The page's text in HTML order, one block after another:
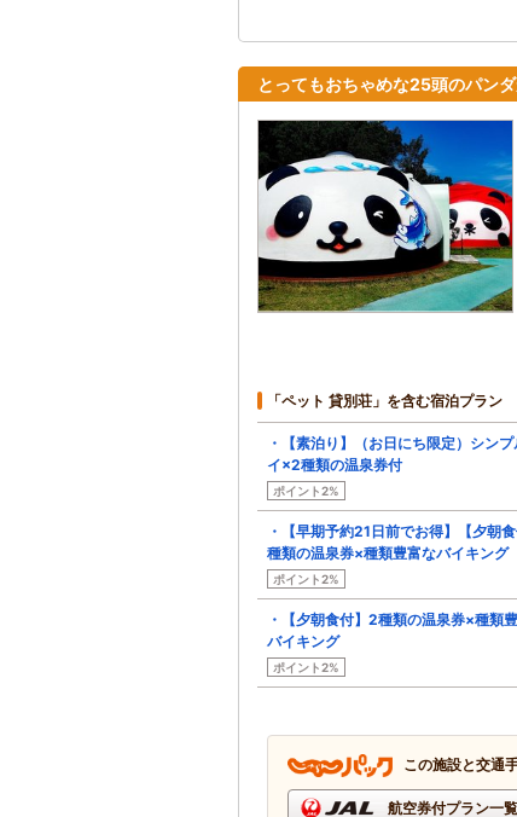
とってもおちゃめな25頭のパン
「ペット 貸別荘」を含む宿泊プラン
・【素泊り】（お日にち限定）シン
イ×2種類の温泉券付
ポイント2%
・【早期予約21日前でお得】【夕朝
種類の温泉券×種類豊富なバイキング
ポイント2%
・【夕朝食付】2種類の温泉券×種類
バイキング
ポイント2%
この施設と交通
航空券付プラン一